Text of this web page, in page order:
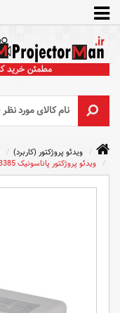
ویدئو پروژکتور (کاربرد)
ویدئو پروژکتور پاناسونیک LB385